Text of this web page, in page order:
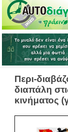
Περι-
διαπάλη
κινήματος